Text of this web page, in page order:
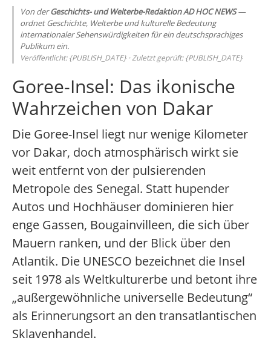
Von derGeschichts- und Welterbe-Redaktion AD HOC NEWS—
ordnet Geschichte, Welterbe und kulturelle Bedeutung
internationaler Sehenswürdigkeiten für ein deutschsprachiges
Publikum ein.
Veröffentlicht: {PUBLISH_DATE} · Zuletzt geprüft: {PUBLISH_DATE}
Goree-Insel: Das ikonische
Wahrzeichen von Dakar
Die Goree-Insel liegt nur wenige Kilometer
vor Dakar, doch atmosphärisch wirkt sie
weit entfernt von der pulsierenden
Metropole des Senegal. Statt hupender
Autos und Hochhäuser dominieren hier
enge Gassen, Bougainvilleen, die sich über
Mauern ranken, und der Blick über den
Atlantik. Die UNESCO bezeichnet die Insel
seit 1978 als Weltkulturerbe und betont ihre
„außergewöhnliche universelle Bedeutung“
als Erinnerungsort an den transatlantischen
Sklavenhandel.